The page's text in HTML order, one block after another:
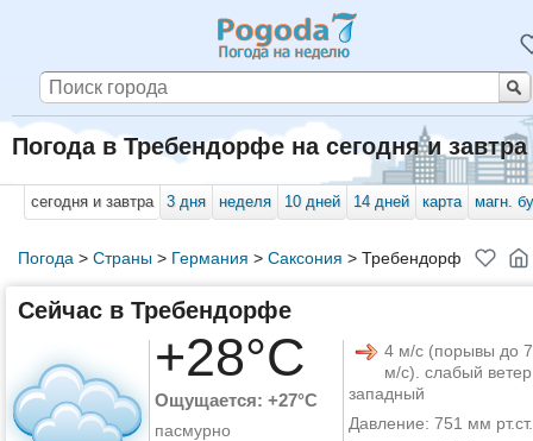
Погода в Требендорфе на сегодня и завтра
сегодня и завтра 3 дня неделя 10 дней 14 дней карта магн.
Погода > Страны> Германия > Саксония > Требендорф
Сейчас в Требендорфе
+28°C
Ощущается: +27°C
пасмурно
4 м/с (порывы до 7
м/с). слабый
западный
Давление: 751 мм рт.ст.